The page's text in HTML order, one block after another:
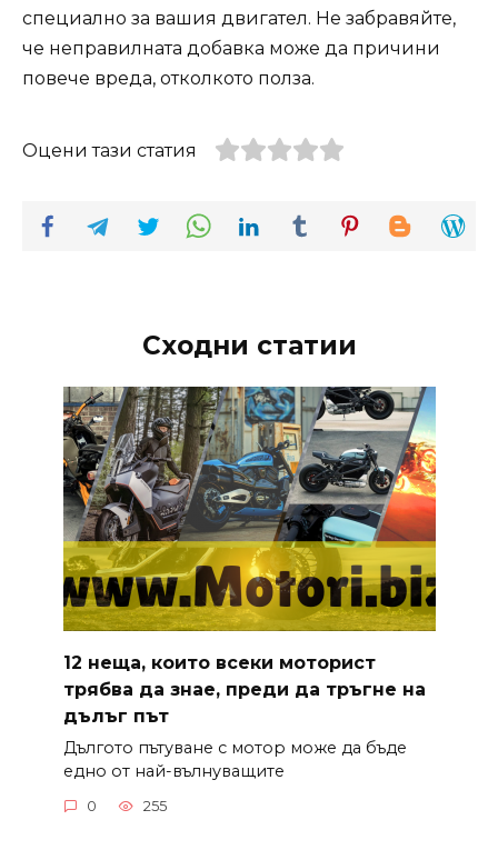
специално за вашия двигател. Не забравяйте,
че неправилната добавка може да причини
повече вреда, отколкото полза.
Оцени тази статия
Сходни статии
12 неща, които всеки моторист
трябва да знае, преди да тръгне на
дълъг път
Дългото пътуване с мотор може да бъде
едно от най-вълнуващите
0 255